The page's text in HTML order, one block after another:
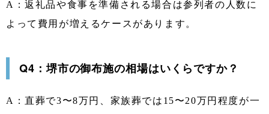
A：返礼品や食事を準備される場合は参列者の人数に
よって費用が増えるケースがあります。
Q4：堺市の御布施の相場はいくらですか？
A：直葬で3〜8万円、家族葬では15〜20万円程度が一